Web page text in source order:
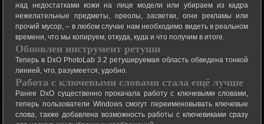
над недостатками кожи на лице модели или убираем из кадра
нежелательные предметы, ореолы, засветки, огни рекламы или
прочий мусор, – в любом случае нам необходимо видеть в реальном
времени, что мы копируем, откуда, куда и что получим в итоге.
Обновлен инструмент ретуши
Теперь в DxO PhotoLab 3.2 ретушируемая область обведена тонкой
линией, что, разумеется, удобно.
Работа с ключевыми словами стала ещё лучше
Ранее DxO существенно прокачала работу с ключевыми словами,
теперь пользователи Windows смогут переименовывать ключевые
слова, также добавлена возможность работы с ключевиками сразу